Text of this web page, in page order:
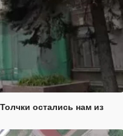
остались нам из